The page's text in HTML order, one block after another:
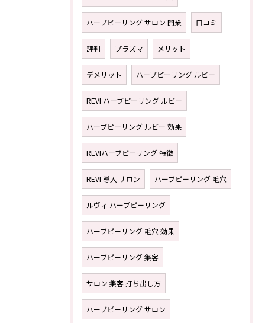
ハーブピーリング サロン 開業 口コミ
評判 プラズマ メリット
デメリット ハーブピーリング ルビー
REVI ハーブピーリング ルビー
ハーブピーリング ルビー 効果
REVIハーブピーリング 特徴
REVI 導入 サロン ハーブピーリング 毛穴
ルヴィ ハーブピーリング
ハーブピーリング 毛穴 効果
ハーブピーリング 集客
サロン 集客 打ち出し方
ハーブピーリング サロン